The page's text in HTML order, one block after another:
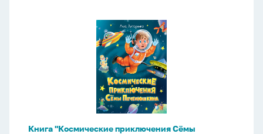
"Космические
Книга "Космические приключения Сёмы